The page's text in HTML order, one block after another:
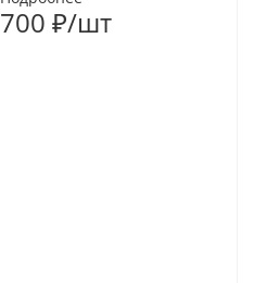
700 ₽/шт